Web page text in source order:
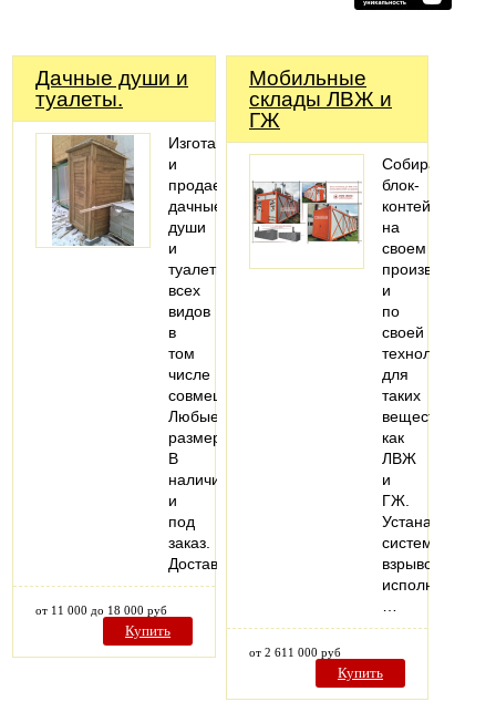
Дачные души и
туалеты.
Изготавливаем
и
продаем
дачные
души
и
туалеты
всех
видов
в
том
числе
совмещенные.
Любые
размеры.
В
наличии
и
под
заказ.
Доставка.
от 11 000 до 18 000 руб
Купить
Мобильные
склады ЛВЖ и
ГЖ
Собираем
блок-
контейнеры
на
своем
производстве
и
по
своей
технологии
для
таких
веществ,
как
ЛВЖ
и
ГЖ.
Устанавливаем
системы
исполнения.
от 2 611 000 руб
Купить